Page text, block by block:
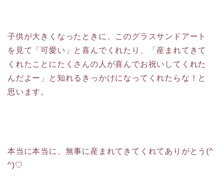
子供が大きくなったときに、このグラスサンドアート
を見て「可愛い」と喜んでくれたり、「産まれてきて
くれたことにたくさんの人が喜んでお祝いしてくれた
んだよー」と知れるきっかけになってくれたらな！と
思います。
本当に本当に、無事に産まれてきてくれてありがとう(^
^)♡